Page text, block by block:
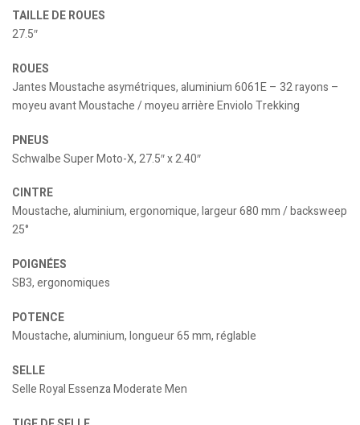
TAILLE DE ROUES
27.5″
ROUES
Jantes Moustache asymétriques, aluminium 6061E – 32 rayons –
moyeu avant Moustache / moyeu arrière Enviolo Trekking
PNEUS
Schwalbe Super Moto-X, 27.5″ x 2.40″
CINTRE
Moustache, aluminium, ergonomique, largeur 680 mm / backsweep
25°
POIGNÉES
SB3, ergonomiques
POTENCE
Moustache, aluminium, longueur 65 mm, réglable
SELLE
Selle Royal Essenza Moderate Men